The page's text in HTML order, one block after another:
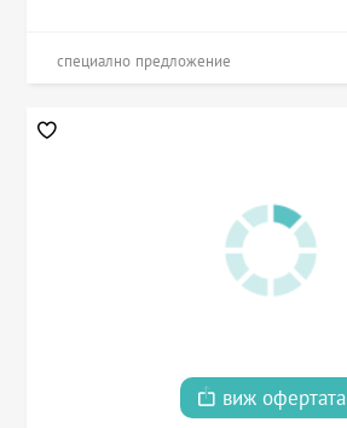
специално предложение
виж офертата